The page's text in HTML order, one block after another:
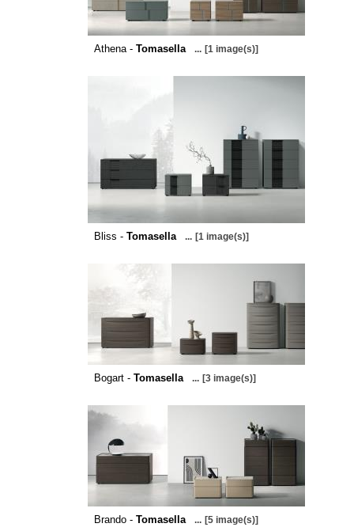
Athena - Tomasella ... [1 image(s)]
Bliss - Tomasella ... [1 image(s)]
Bogart - Tomasella ... [3 image(s)]
Brando - Tomasella ... [5 image(s)]